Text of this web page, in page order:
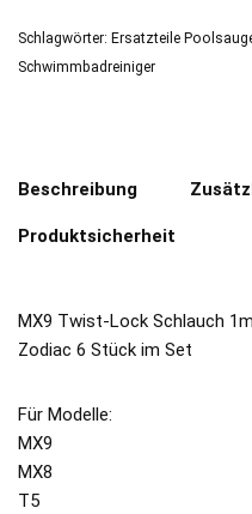
Schlagwörter: Ersatzteile
Schwimmbadreiniger
Beschreibung
Produktsicherheit
MX9 Twist-Lock Schlauch
Zodiac 6 Stück im Set
Für Modelle:
MX9
MX8
T5